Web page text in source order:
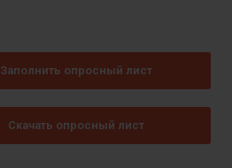
Заполнить опросный лист
Скачать опросный лист